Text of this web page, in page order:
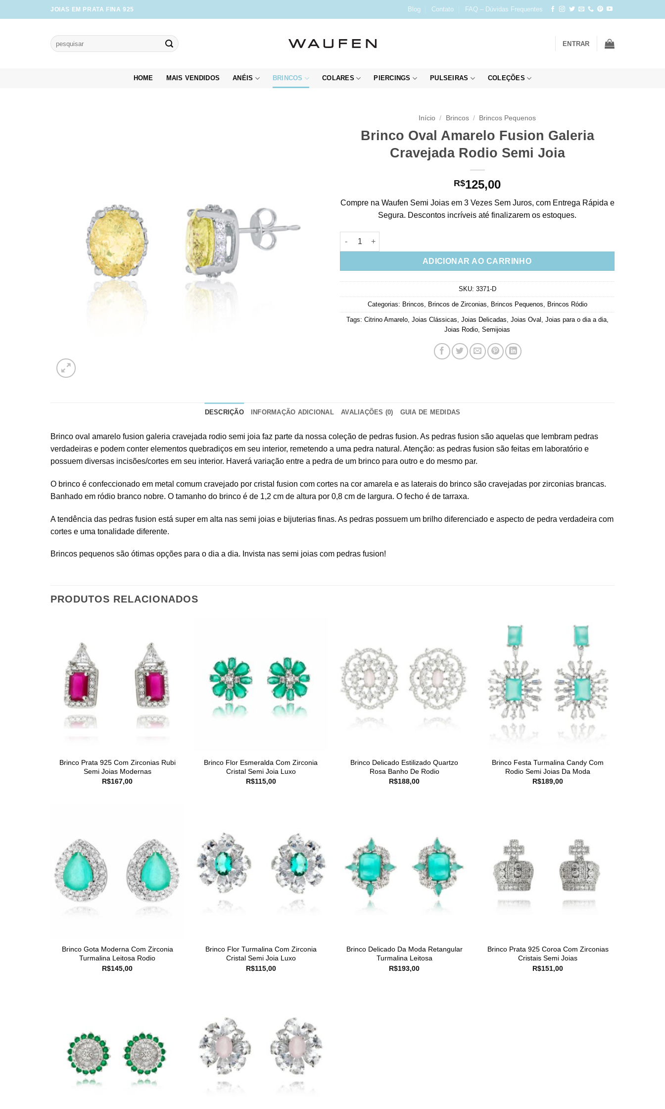
to
JOIAS EM PRATA FINA 925 Blog Contato FAQ – Dúvidas Frequentes
Pesquisar
por:
ENTRAR
HOME MAIS VENDIDOS ANÉIS BRINCOS COLARES PIERCINGS PULSEIRAS COLEÇÕES
Início / Brincos / Brincos Pequenos
Brinco Oval Amarelo Fusion Galeria
Cravejada Rodio Semi Joia
R$125,00
Compre na Waufen Semi Joias em 3 Vezes Sem Juros, com Entrega Rápida e
Segura. Descontos incríveis até finalizarem os estoques.
Brinco Oval Amarelo Fusion Galeria Cravejada Rodio Semi Joia quantidade
ADICIONAR AO CARRINHO
SKU: 3371-D
Categorias: Brincos Brincos de Zirconias Brincos Pequenos Brincos Ródio
Tags: Citrino Amarelo, Joias Clássicas Joias Delicadas Joias Oval Joias para o dia a dia,
Joias Rodio Semijoias
DESCRIÇÃO INFORMAÇÃO ADICIONAL AVALIAÇÕES (0) GUIA DE MEDIDAS
Brinco oval amarelo fusion galeria cravejada rodio semi joia faz parte da nossa coleção de pedras fusion. As pedras fusion são aquelas que lembram pedras
verdadeiras e podem conter elementos quebradiços em seu interior, remetendo a uma pedra natural. Atenção: as pedras fusion são feitas em laboratório e
possuem diversas incisões/cortes em seu interior. Haverá variação entre a pedra de um brinco para outro e do mesmo par.
O brinco é confeccionado em metal comum cravejado por cristal fusion com cortes na cor amarela e as laterais do brinco são cravejadas por zirconias brancas.
Banhado em ródio branco nobre. O tamanho do brinco é de 1,2 cm de altura por 0,8 cm de largura. O fecho é de tarraxa.
A tendência das pedras fusion está super em alta nas semi joias e bijuterias finas. As pedras possuem um brilho diferenciado e aspecto de pedra verdadeira com
cortes e uma tonalidade diferente.
Brincos pequenos são ótimas opções para o dia a dia. Invista nas semi joias com pedras fusion!
PRODUTOS RELACIONADOS
Brinco Prata 925 Com Zirconias Rubi
Semi Joias Modernas
R$167,00
Brinco Flor Esmeralda Com Zirconia
Cristal Semi Joia Luxo
R$115,00
Brinco Delicado Estilizado Quartzo
Rosa Banho De Rodio
R$188,00
Brinco Festa Turmalina Candy Com
Rodio Semi Joias Da Moda
R$189,00
Brinco Gota Moderna Com Zirconia
Turmalina Leitosa Rodio
R$145,00
Brinco Flor Turmalina Com Zirconia
Cristal Semi Joia Luxo
R$115,00
Brinco Delicado Da Moda Retangular
Turmalina Leitosa
R$193,00
Brinco Prata 925 Coroa Com Zirconias
Cristais Semi Joias
R$151,00